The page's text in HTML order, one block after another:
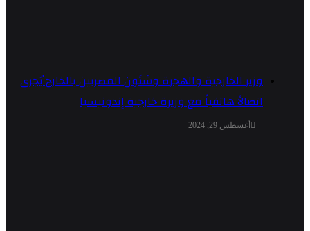
وزير الخارجية والهجرة وشئون المصريين بالخارج يُجري
اتصالاً هاتفياً مع وزيرة خارجية إندونيسيا
أغسطس 29, 2024